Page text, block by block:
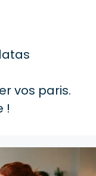
vos paris.
!